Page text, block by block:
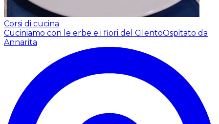
Corsi di cucina
Cuciniamo con le erbe e i fiori del CilentoOspitato da
Annarita